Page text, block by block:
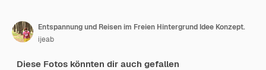
Entspannung und Reisen im Freien Hintergrund Idee Konzept.
ijeab
Diese Fotos könnten dir auch gefallen